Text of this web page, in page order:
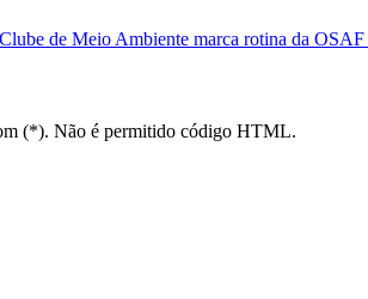
de Meio Ambiente marca rotina da OSAF
(*). Não é permitido código HTML.